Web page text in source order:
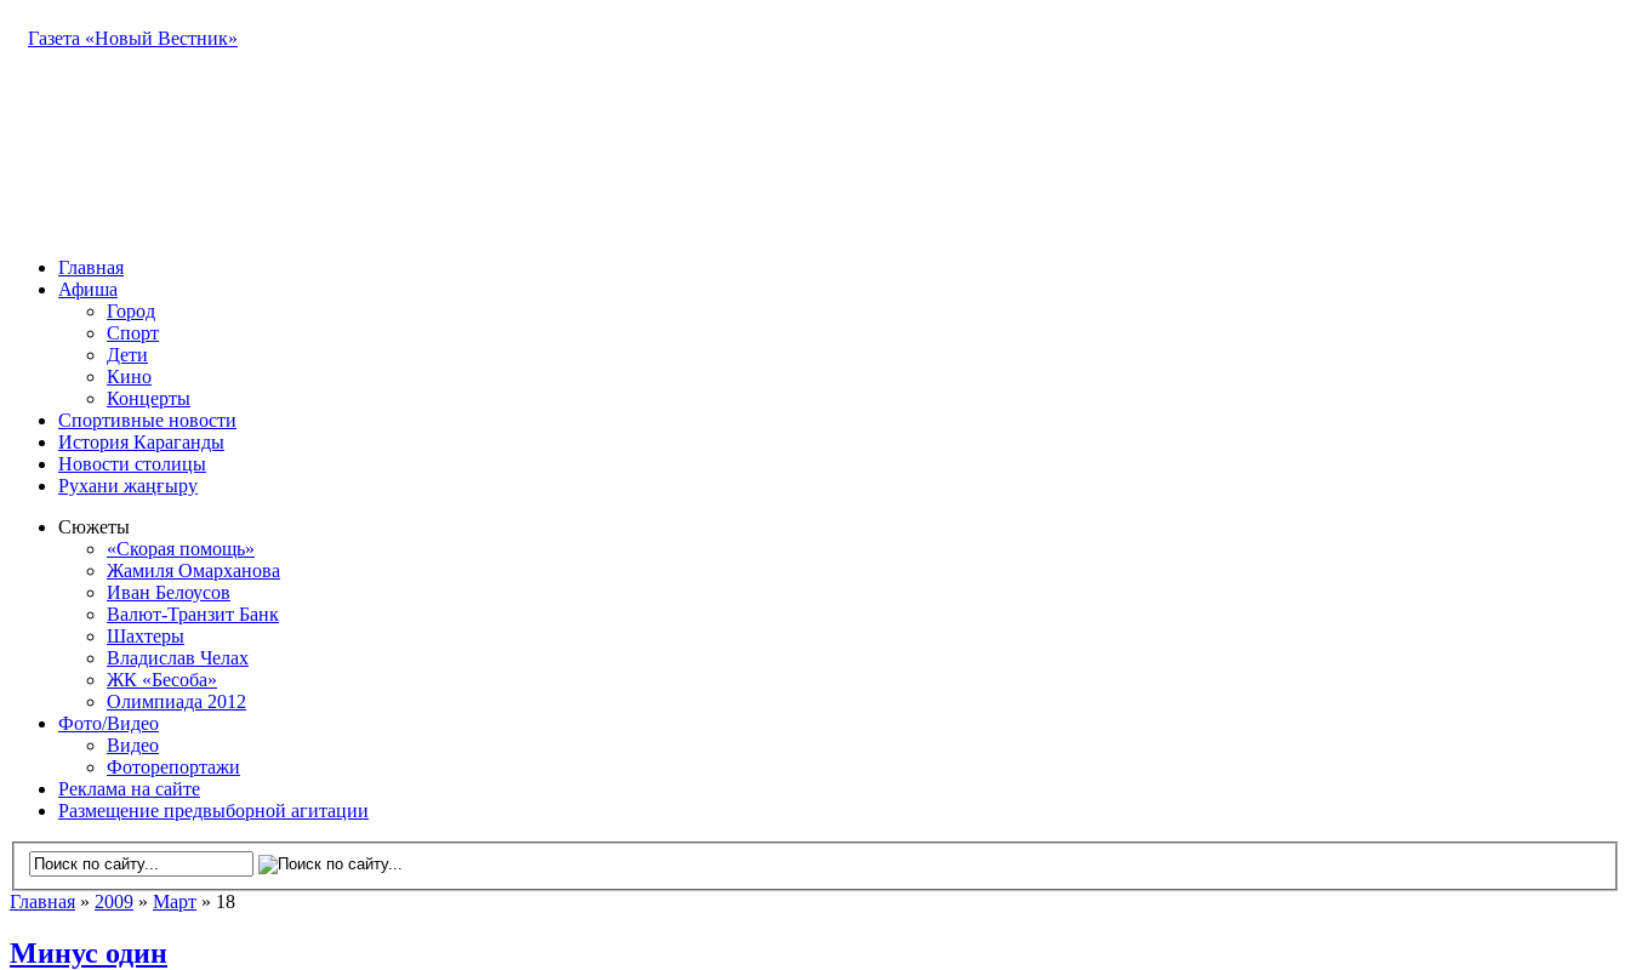
Газета «Новый Вестник»
Главная
Афиша
Город
Спорт
Дети
Кино
Концерты
Спортивные новости
История Караганды
Новости столицы
Рухани жаңғыру
Сюжеты
«Скорая помощь»
Жамиля Омарханова
Иван Белоусов
Валют-Транзит Банк
Шахтеры
Владислав Челах
ЖК «Бесоба»
Олимпиада 2012
Фото/Видео
Видео
Фоторепортажи
Реклама на сайте
Размещение предвыборной агитации
Главная » 2009 » Март » 18
Минус один